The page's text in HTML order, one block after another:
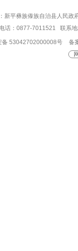
新平彝族傣族自治县人民
话：0877-7011521 联系
备 53042702000008号
备